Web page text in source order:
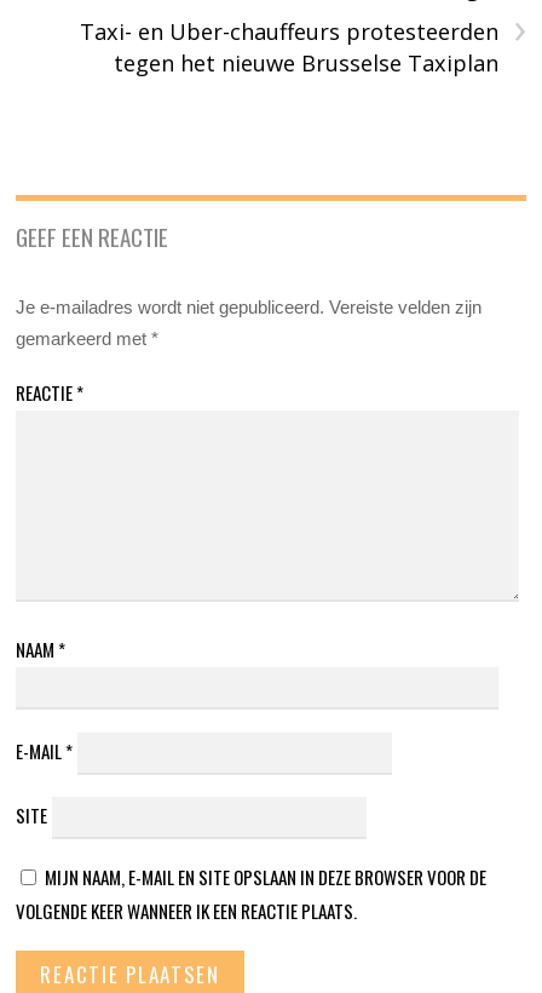
›
Taxi- en Uber-chauffeurs protesteerden
tegen het nieuwe Brusselse Taxiplan
GEEF EEN REACTIE
Je e-mailadres wordt niet gepubliceerd. Vereiste velden zijn
gemarkeerd met*
REACTIE*
NAAM *
E-MAIL*
SITE
MIJN NAAM, E-MAIL EN SITE OPSLAAN IN DEZE BROWSER VOOR DE
VOLGENDE KEER WANNEER IK EEN REACTIE PLAATS.